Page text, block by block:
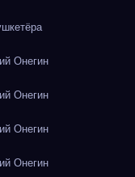
Онегин
Онегин
Онегин
Онегин